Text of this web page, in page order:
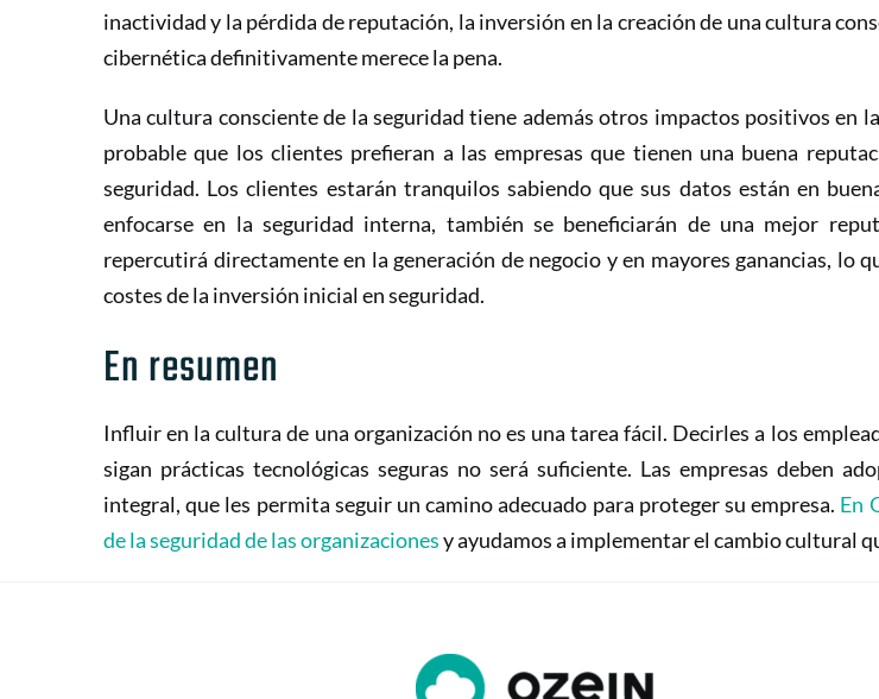
inactividad y la pérdida de reputación, la inversión en la creación de una cultura
cibernética definitivamente merece la pena.
Una cultura consciente de la seguridad tiene además otros impactos positivos en
probable que los clientes prefieran a las empresas que tienen una buena
seguridad. Los clientes estarán tranquilos sabiendo que sus datos están en
enfocarse en la seguridad interna, también se beneficiarán de una mejor
repercutirá directamente en la generación de negocio y en mayores ganancias, lo
costes de la inversión inicial en seguridad.
En resumen
Influir en la cultura de una organización no es una tarea fácil. Decirles a los
sigan prácticas tecnológicas seguras no será suficiente. Las empresas deben
integral, que les permita seguir un camino adecuado para proteger su empresa. En
de la seguridad de las organizacionesy ayudamos a implementar el cambio cultural